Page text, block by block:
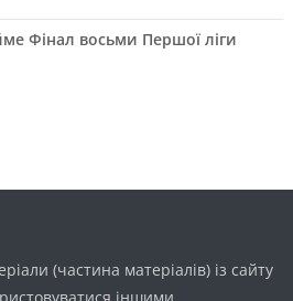
Фінал восьми Першої ліги
(частина матеріалів) із сайту